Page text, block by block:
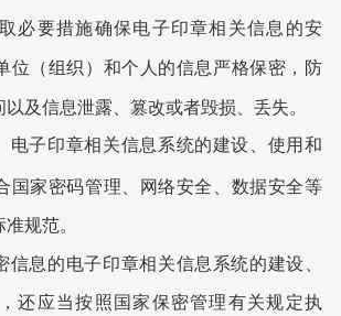
必要措施确保电子印章相关信息的安
位（组织）和个人的信息严格保密，防
及信息泄露、篡改或者毁损、丢失。
电子印章相关信息系统的建设、使用和
国家密码管理、网络安全、数据安全等
规范。
信息的电子印章相关信息系统的建设、
还应当按照国家保密管理有关规定执